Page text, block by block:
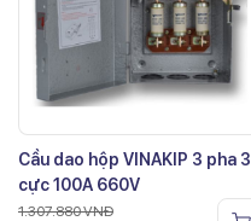
Cầu dao hộp VINAKIP 3 pha 3
cực 100A 660V
1.307.880VNĐ